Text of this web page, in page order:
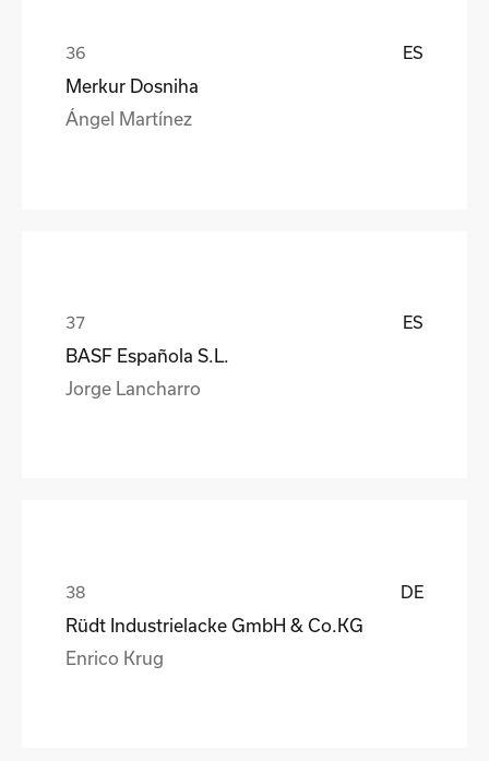
ES
Merkur Dosniha
Ángel Martínez
ES
BASF Española S.L.
Jorge Lancharro
DE
Rüdt Industrielacke GmbH & Co.KG
Enrico Krug